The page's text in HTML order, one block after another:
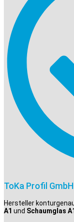
ToKa Profil GmbH
Hersteller
A1 und Schaumglas